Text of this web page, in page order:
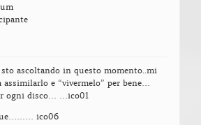
ascoltando in questo momento..mi
assimilarlo e “vivermelo” per bene…
ogni disco… …ico01
ico06